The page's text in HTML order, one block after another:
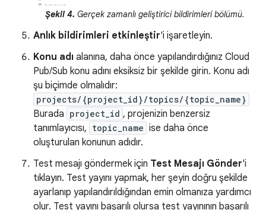
Şekil 4. Gerçek zamanlı geliştirici bildirimleri bölümü.
Anlık bildirimleri etkinleştir'i işaretleyin.
Konu adı alanına, daha önce yapılandırdığınız Cloud
Pub/Sub konu adını eksiksiz bir şekilde girin. Konu adı
şu biçimde olmalıdır:
projects/{project_id}/topics/{topic_name}
Burada project_id , projenizin benzersiz
tanımlayıcısı, topic_name ise daha önce
oluşturulan konunun adıdır.
Test mesajı göndermek için Test Mesajı Gönder'i
tıklayın. Test yayını yapmak, her şeyin doğru şekilde
ayarlanıp yapılandırıldığından emin olmanıza yardımcı
olur. Test yayını başarılı olursa test yayınının başarılı